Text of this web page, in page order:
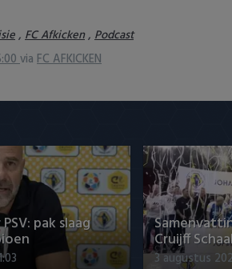
, FC Afkicken, Podcast
via FC AFKICKEN
pak slaag
Cruijff
3 augustus